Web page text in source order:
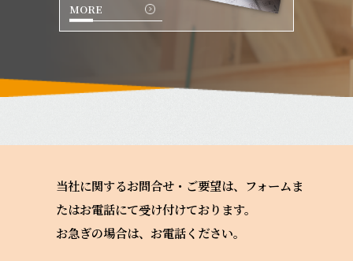
MORE
当社に関するお問合せ・ご要望は、フォームま
たはお電話にて受け付けております。
お急ぎの場合は、お電話ください。